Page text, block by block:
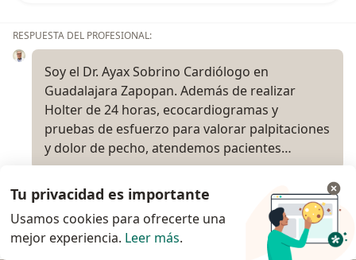
RESPUESTA DEL PROFESIONAL:
Soy el Dr. Ayax Sobrino Cardiólogo en
Guadalajara Zapopan. Además de realizar
Holter de 24 horas, ecocardiogramas y
pruebas de esfuerzo para valorar palpitaciones
y dolor de pecho, atendemos pacientes…
Me hicieron 3 cateterismos por la muñeca en un lapso de mes y medio y
siento cansancio adormecimient
Tu privacidad es importante
Usamos cookies para ofrecerte una
mejor experiencia. Leer más.